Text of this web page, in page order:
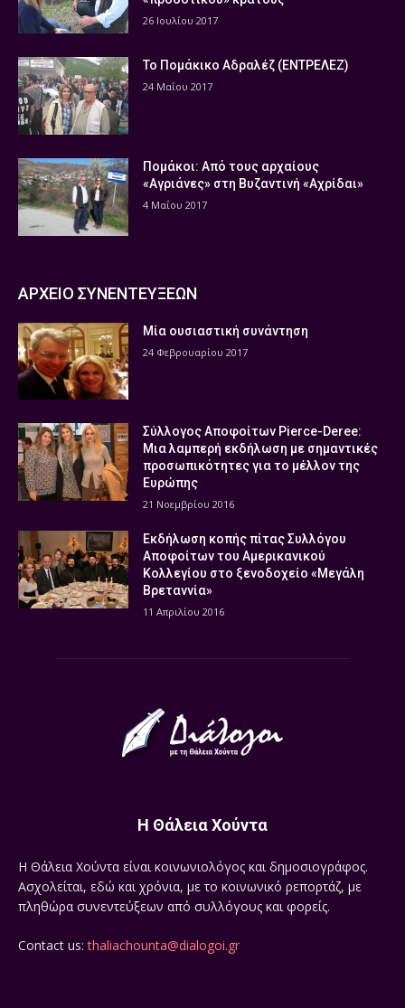
26 Ιουλίου 2017
Το Πομάκικο Αδραλέζ (ΕΝΤΡΕΛΕΖ)
24 Μαΐου 2017
Πομάκοι: Από τους αρχαίους
«Αγριάνες» στη Βυζαντινή «Αχρίδαι»
4 Μαΐου 2017
ΑΡΧΕΙΟ ΣΥΝΕΝΤΕΥΞΕΩΝ
Μία ουσιαστική συνάντηση
24 Φεβρουαρίου 2017
Σύλλογος Αποφοίτων Pierce-Deree:
Μια λαμπερή εκδήλωση με σημαντικές
προσωπικότητες για το μέλλον της
Ευρώπης
21 Νοεμβρίου 2016
Εκδήλωση κοπής πίτας Συλλόγου
Αποφοίτων του Αμερικανικού
Κολλεγίου στο ξενοδοχείο «Μεγάλη
Βρεταννία»
11 Απριλίου 2016
Η Θάλεια Χούντα
Η Θάλεια Χούντα είναι κοινωνιολόγος και δημοσιογράφος.
Ασχολείται, εδώ και χρόνια, με το κοινωνικό ρεπορτάζ, με
πληθώρα συνεντεύξεων από συλλόγους και φορείς.
Contact us:thaliachounta@dialogoi.gr